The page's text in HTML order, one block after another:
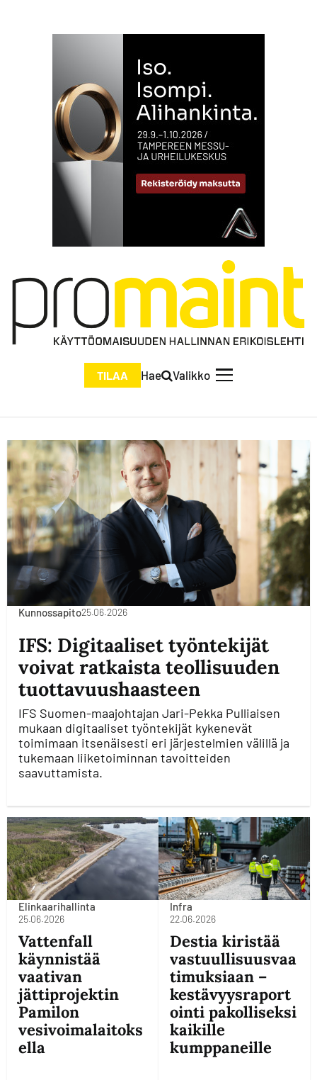
TILAA Hae Valikko
Kunnossapito25.06.2026
IFS: Digitaaliset työntekijät
voivat ratkaista teollisuuden
tuottavuushaasteen
IFS Suomen-maajohtajan Jari-Pekka Pulliaisen
mukaan digitaaliset työntekijät kykenevät
toimimaan itsenäisesti eri järjestelmien välillä ja
tukemaan liiketoiminnan tavoitteiden
saavuttamista.
Elinkaarihallinta
25.06.2026
Vattenfall
käynnistää
vaativan
jättiprojektin
Pamilon
vesivoimalaitoks
ella
Infra
22.06.2026
Destia kiristää
vastuullisuusvaa
timuksiaan –
kestävyysraport
ointi pakolliseksi
kaikille
kumppaneille